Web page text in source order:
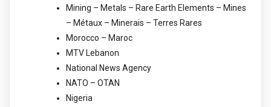
Mining – Metals – Rare Earth Elements – Mines
– Métaux – Minerais – Terres Rares
Morocco – Maroc
MTV Lebanon
National News Agency
NATO – OTAN
Nigeria